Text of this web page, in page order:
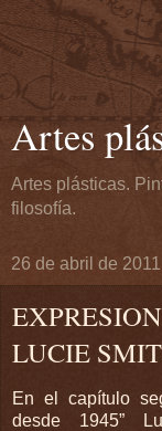
Artes
Artes plásticas.
filosofía.
26 de abril de 2011
LUCIE
En el capítulo
desde 1945”